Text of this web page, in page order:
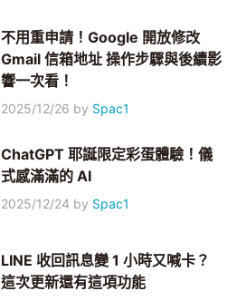
不用重申請！Google 開放修改
Gmail 信箱地址 操作步驟與後續影
響一次看！
2025/12/26 by Spac1
ChatGPT 耶誕限定彩蛋體驗！儀
式感滿滿的 AI
2025/12/24 by Spac1
LINE 收回訊息變 1 小時又喊卡？
這次更新還有這項功能